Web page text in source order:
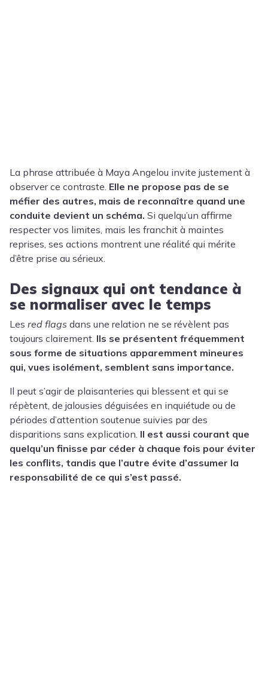
La phrase attribuée à Maya Angelou invite justement à
observer ce contraste. Elle ne propose pas de se
méfier des autres, mais de reconnaître quand une
conduite devient un schéma. Si quelqu’un affirme
respecter vos limites, mais les franchit à maintes
reprises, ses actions montrent une réalité qui mérite
d’être prise au sérieux.
Des signaux qui ont tendance à
se normaliser avec le temps
Les red flags dans une relation ne se révèlent pas
toujours clairement. Ils se présentent fréquemment
sous forme de situations apparemment mineures
qui, vues isolément, semblent sans importance.
Il peut s’agir de plaisanteries qui blessent et qui se
répètent, de jalousies déguisées en inquiétude ou de
périodes d’attention soutenue suivies par des
disparitions sans explication. Il est aussi courant que
quelqu’un finisse par céder à chaque fois pour éviter
les conflits, tandis que l’autre évite d’assumer la
responsabilité de ce qui s’est passé.